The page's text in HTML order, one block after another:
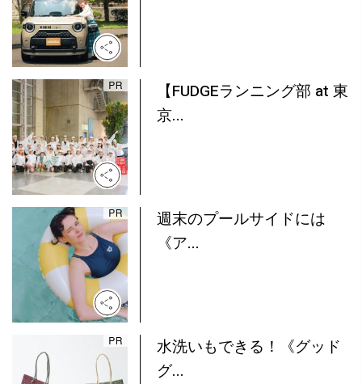
【FUDGEランニング部 at 東
京...
週末のプールサイドには
《ア...
水洗いもできる！《グッド
グ...